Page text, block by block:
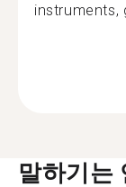
instruments,
말하기는